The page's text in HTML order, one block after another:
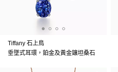
Tiffany 石上鳥
垂墜式耳環，鉑金及黃金鑲坦桑石